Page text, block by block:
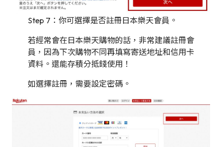
Step 7：你可選擇是否註冊日本樂天會員。
若經常會在日本樂天購物的話，非常建議註冊會
員，因為下次購物不同再填寫寄送地址和信用卡
資料。還能存積分抵錢使用！
如選擇註冊，需要設定密碼。